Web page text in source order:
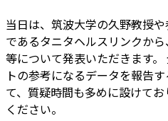
当日は、筑波大学の久野教授
であるタニタヘルスリンクか
等について発表いただきます
トの参考になるデータを報告
て、質疑時間も多めに設けて
ください。